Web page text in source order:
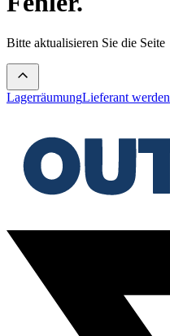
Bitte aktualisieren Sie die Seite
LagerräumungLieferant werden